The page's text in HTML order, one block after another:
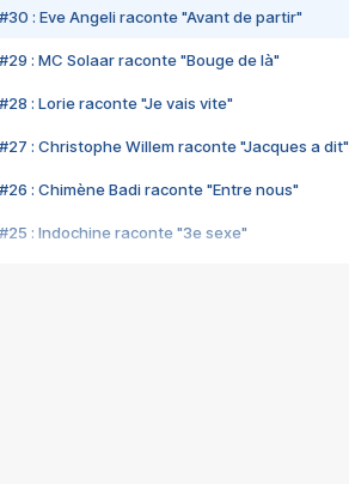
#30 : Eve Angeli raconte "Avant de partir"
#29 : MC Solaar raconte "Bouge de là"
#28 : Lorie raconte "Je vais vite"
#27 : Christophe Willem raconte "Jacques a dit"
#26 : Chimène Badi raconte "Entre nous"
#25 : Indochine raconte "3e sexe"